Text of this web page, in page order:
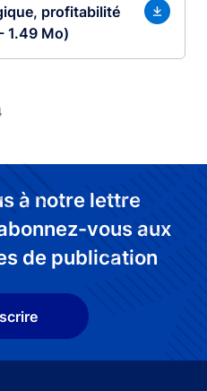
profitabilité
1.49 Mo)
à notre lettre
vous aux
de publication